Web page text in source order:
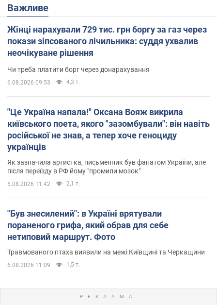
Важливе
Жінці нарахували 729 тис. грн боргу за газ через
покази зіпсованого лічильника: суддя ухвалив
неочікуване рішення
Чи треба платити борг через донарахування
6.08.2026 09:53 4,3 т.
"Це Україна напала!" Оксана Вояж викрила
київського поета, якого "зазомбували": він навіть
російської не знав, а тепер хоче геноциду
українців
Як зазначила артистка, письменник був фанатом України, але
після переїзду в РФ йому "промили мозок"
6.08.2026 11:42 2,1 т.
"Був знесилений": в Україні врятували
пораненого грифа, який обрав для себе
нетиповий маршрут. Фото
Травмованого птаха виявили на межі Київщині та Черкащини
6.08.2026 11:09 1,5 т.